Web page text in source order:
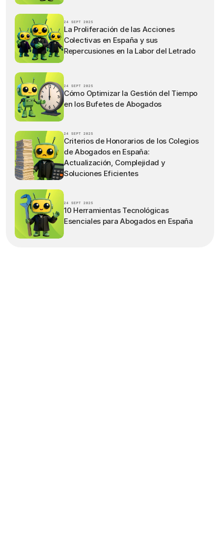
24 SEPT 2025
La Proliferación de las Acciones
Colectivas en España y sus
Repercusiones en la Labor del Letrado
24 SEPT 2025
Cómo Optimizar la Gestión del Tiempo
en los Bufetes de Abogados
24 SEPT 2025
Criterios de Honorarios de los Colegios
de Abogados en España:
Actualización, Complejidad y
Soluciones Eficientes
24 SEPT 2025
10 Herramientas Tecnológicas
Esenciales para Abogados en España